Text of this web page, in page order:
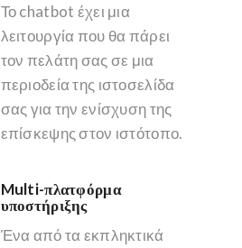
Το chatbot έχει μια
λειτουργία που θα πάρει
τον πελάτη σας σε μια
περιοδεία της ιστοσελίδα
σας για την ενίσχυση της
επίσκεψης στον ιστότοπο.
Multi-πλατφόρμα
υποστήριξης
Ένα από τα εκπληκτικά